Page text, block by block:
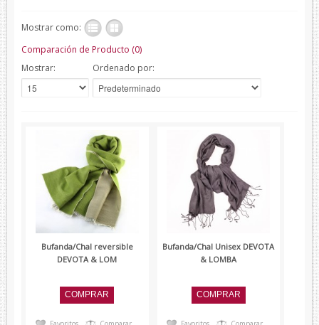
Chales/Foulares Howards London
Chales/Foulares Marca Blanca
Viaje
Mantas
Presentaciones
Sets
Verano
Corbatas Devota&Lomba
Corbatas Lambertti
Mostrar como:
Comparación de Producto (0)
Mostrar:
Ordenado por:
Bufanda/Chal reversible
DEVOTA & LOM
Bufanda/Chal Unisex DEVOTA
& LOMBA